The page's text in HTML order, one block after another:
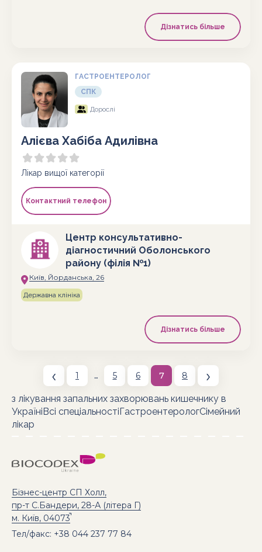
Дізнатись більше
ГАСТРОЕНТЕРОЛОГ
СПК
Дорослі
Алієва Хабіба Адилівна
Лікар вищої категорії
Контактний телефон
Центр консультативно-
діагностичний Оболонського
району (філія №1)
Київ, Йорданська, 26
Державна клініка
Дізнатись більше
‹ 1 … 5 6 7 8 ›
з лікування запальних захворювань кишечнику в
УкраїніВсі спеціальностіГастроентерологСімейний
лікар
Бізнес-центр СП Холл,
пр-т С.Бандери, 28-А (літера Г)
м. Київ, 04073
Тел/факс: +38 044 237 77 84